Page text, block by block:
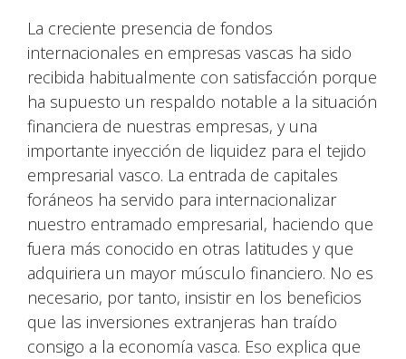
La creciente presencia de fondos
internacionales en empresas vascas ha sido
recibida habitualmente con satisfacción porque
ha supuesto un respaldo notable a la situación
financiera de nuestras empresas, y una
importante inyección de liquidez para el tejido
empresarial vasco. La entrada de capitales
foráneos ha servido para internacionalizar
nuestro entramado empresarial, haciendo que
fuera más conocido en otras latitudes y que
adquiriera un mayor músculo financiero. No es
necesario, por tanto, insistir en los beneficios
que las inversiones extranjeras han traído
consigo a la economía vasca. Eso explica que